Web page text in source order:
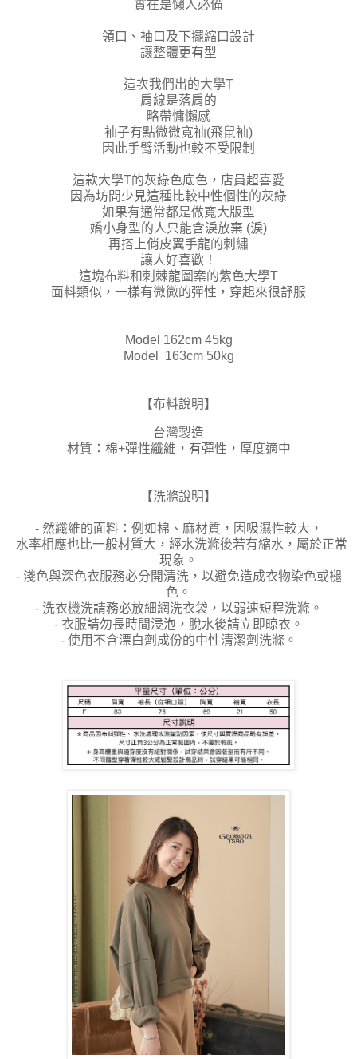
實在是懶人必備
領口、袖口及下擺縮口設計
讓整體更有型
這次我們出的大學T
肩線是落肩的
略帶慵懶感
袖子有點微微寬袖(飛鼠袖)
因此手臂活動也較不受限制
這款大學T的灰綠色底色，店員超喜愛
因為坊間少見這種比較中性個性的灰綠
如果有通常都是做寬大版型
嬌小身型的人只能含淚放棄 (淚)
再搭上俏皮翼手龍的刺繡
讓人好喜歡！
這塊布料和刺棘龍圖案的紫色大學T
面料類似，一樣有微微的彈性，穿起來很舒服
Model 162cm 45kg
Model 163cm 50kg
【布料說明】
台灣製造
材質：棉+彈性纖維，有彈性，厚度適中
【洗滌說明】
- 然纖維的面料：例如棉、麻材質，因吸濕性較大，
水率相應也比一般材質大，經水洗滌後若有縮水，屬於正常
現象。
- 淺色與深色衣服務必分開清洗，以避免造成衣物染色或褪
色。
- 洗衣機洗請務必放細網洗衣袋，以弱速短程洗滌。
- 衣服請勿長時間浸泡，脫水後請立即晾衣。
- 使用不含漂白劑成份的中性清潔劑洗滌。